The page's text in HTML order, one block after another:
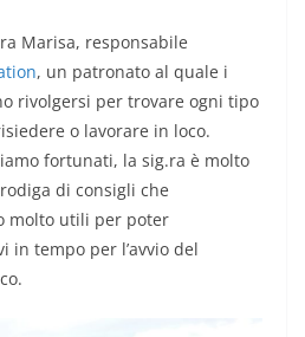
Marisa, responsabile
, un patronato al quale i
rivolgersi per trovare ogni tipo
o lavorare in loco.
fortunati, la sig.ra è molto
di consigli che
molto utili per poter
in tempo per l’avvio del